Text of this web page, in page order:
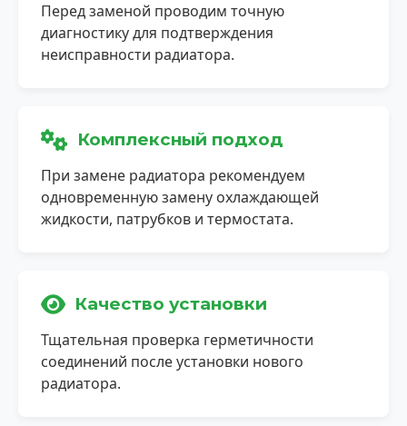
Перед заменой проводим точную
диагностику для подтверждения
неисправности радиатора.
Комплексный подход
При замене радиатора рекомендуем
одновременную замену охлаждающей
жидкости, патрубков и термостата.
Качество установки
Тщательная проверка герметичности
соединений после установки нового
радиатора.